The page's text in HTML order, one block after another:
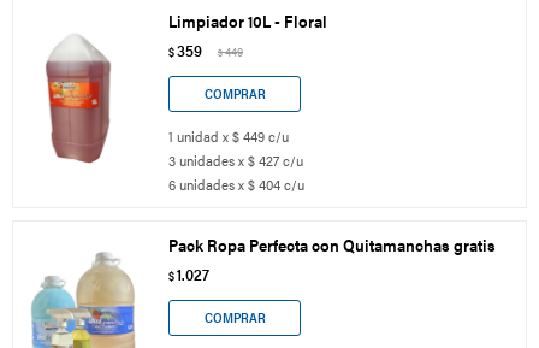
Limpiador 10L - Floral
$359 $449
1 unidad x $ 449 c/u
3 unidades x $ 427 c/u
6 unidades x $ 404 c/u
Pack Ropa Perfecta con Quitamanchas gratis
$1.027